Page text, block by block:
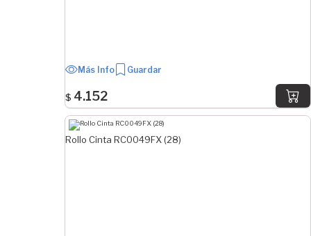
Más Info Guardar
$ 4.152
Rollo Cinta RC0049FX (28)